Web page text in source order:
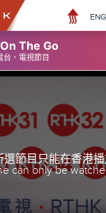
The Go
台、電視節目
ENG
選節目只能在香港
can only be